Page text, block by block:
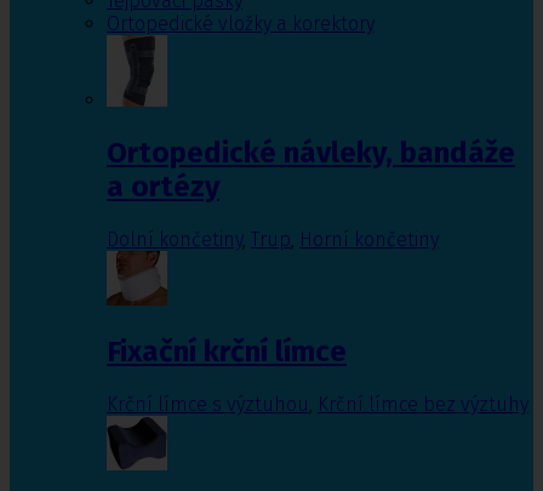
Ortopedické vložky a korektory
Ortopedické návleky, bandáže
a ortézy
Dolní končetiny, Trup, Horní končetiny
Fixační krční límce
Krční límce s výztuhou Krční límce bez výztuhy